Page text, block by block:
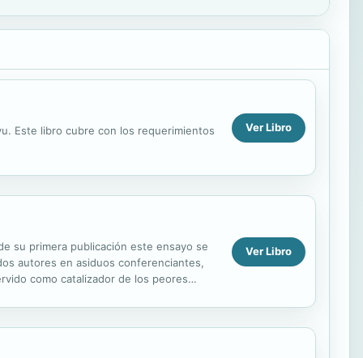
Este libro cubre con los requerimientos Ver Libro
su primera publicación este ensayo se
autores en asiduos conferenciantes,
como catalizador de los peores
Ver Libro